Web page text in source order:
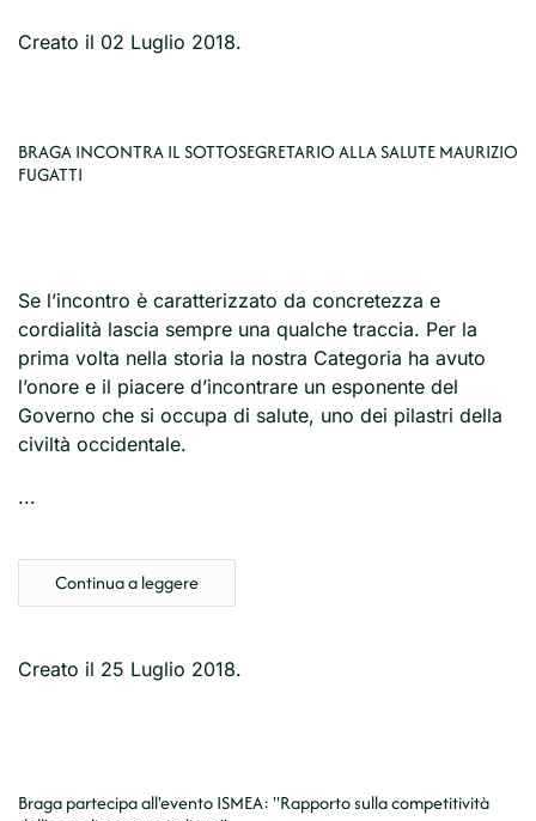
Creato il 02 Luglio 2018.
BRAGA INCONTRA IL SOTTOSEGRETARIO ALLA SALUTE MAURIZIO
FUGATTI
Se l’incontro è caratterizzato da concretezza e
cordialità lascia sempre una qualche traccia. Per la
prima volta nella storia la nostra Categoria ha avuto
l’onore e il piacere d’incontrare un esponente del
Governo che si occupa di salute, uno dei pilastri della
civiltà occidentale.
...
Continua a leggere
Creato il 25 Luglio 2018.
Braga partecipa all'evento ISMEA: "Rapporto sulla competitività